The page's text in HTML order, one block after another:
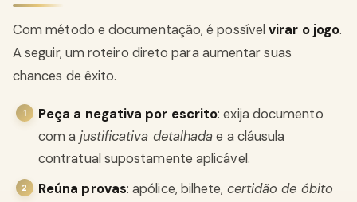
Com método e documentação, é possívelvirar o jogo.
A seguir, um roteiro direto para aumentar suas
chances de êxito.
Peça a negativa por escrito: exija documento
com a justificativa detalhadae a cláusula
contratual supostamente aplicável.
Reúna provas: apólice, bilhete, certidão de óbito